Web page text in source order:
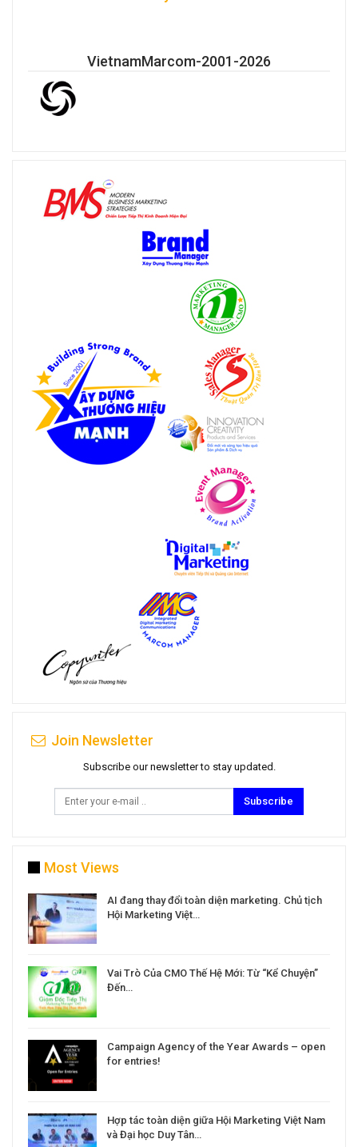
VietnamMarcom-2001-2026
Join Newsletter
Subscribe our newsletter to stay updated.
Subscribe
Most Views
AI đang thay đổi toàn diện marketing. Chủ tịch
Hội Marketing Việt…
Vai Trò Của CMO Thế Hệ Mới: Từ “Kể Chuyện”
Đến…
Campaign Agency of the Year Awards – open
for entries!
Hợp tác toàn diện giữa Hội Marketing Việt Nam
và Đại học Duy Tân…